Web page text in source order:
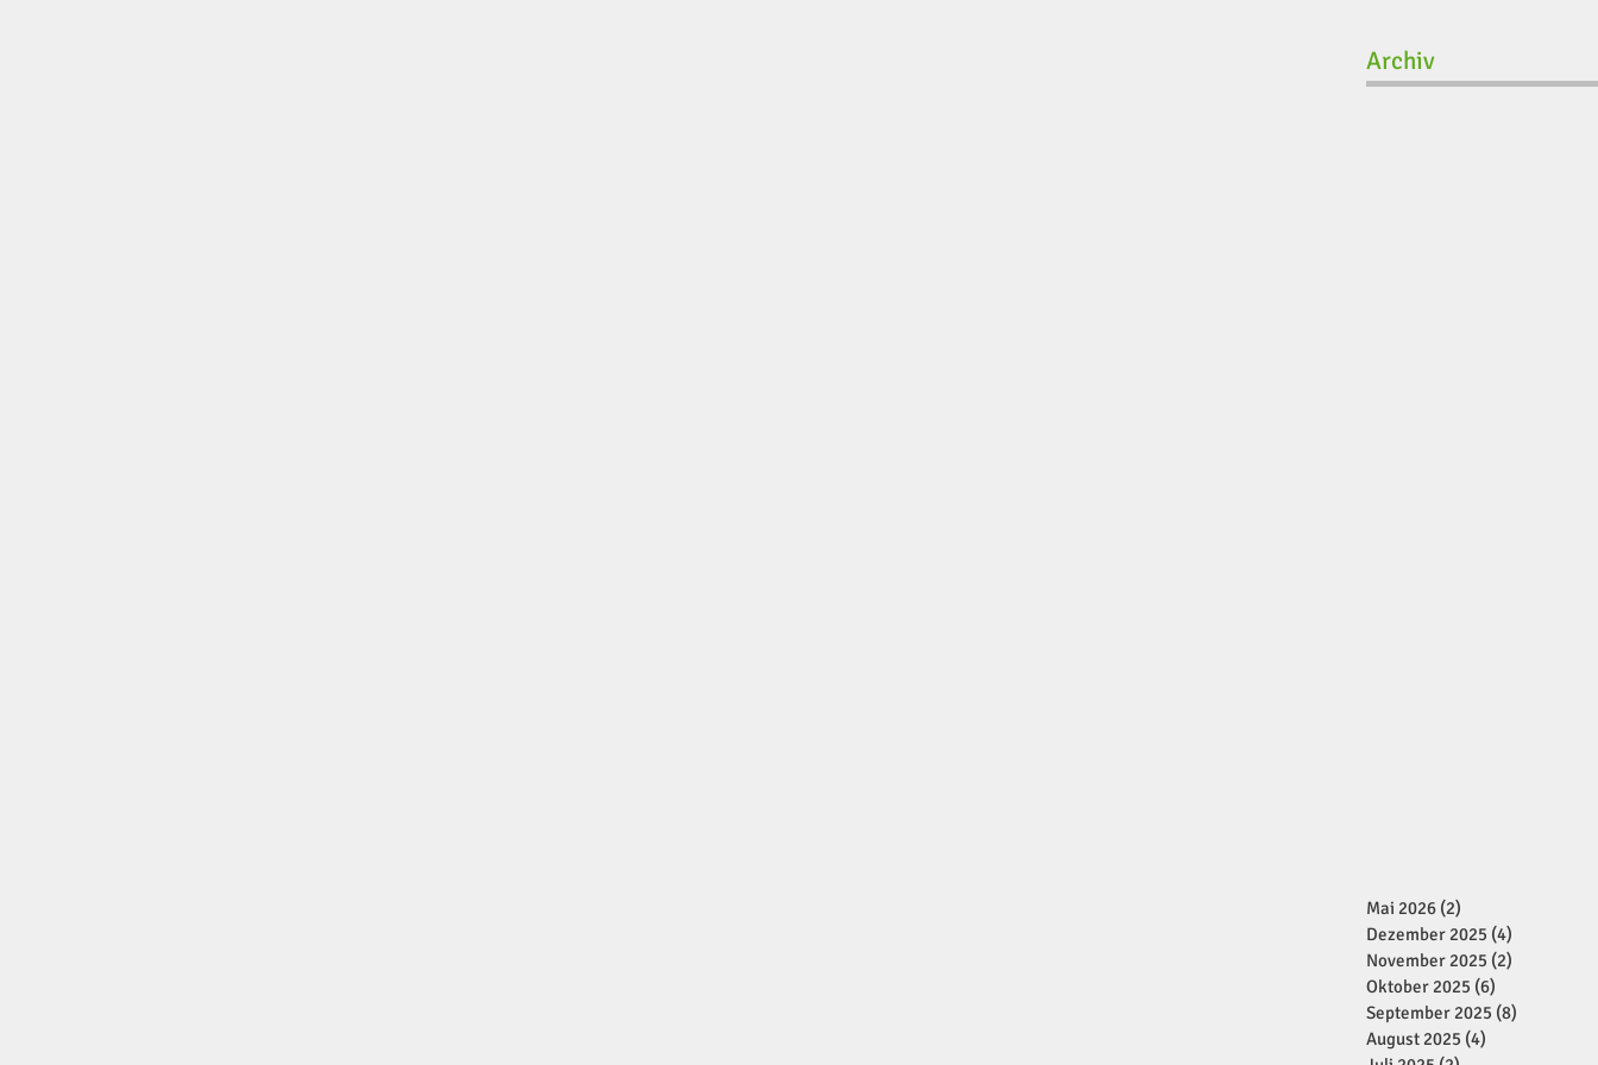
Archiv
Mai 2026 (2)
Dezember 2025 (4)
November 2025 (2)
Oktober 2025 (6)
September 2025 (8)
August 2025 (4)